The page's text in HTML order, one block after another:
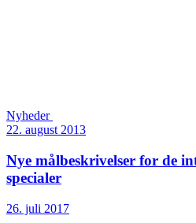
Nyheder
22. august 2013
Nye målbeskrivelser for de
specialer
26. juli 2017